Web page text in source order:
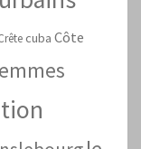
cuba Côte